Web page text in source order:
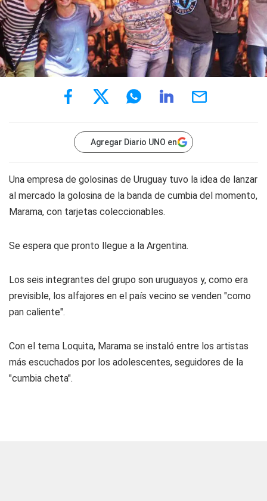
Agregar Diario UNO en
Una empresa de golosinas de Uruguay tuvo la idea de lanzar
al mercado la golosina de la banda de cumbia del momento,
Marama, con tarjetas coleccionables.
Se espera que pronto llegue a la Argentina.
Los seis integrantes del grupo son uruguayos y, como era
previsible, los alfajores en el país vecino se venden "como
pan caliente".
Con el tema Loquita, Marama se instaló entre los artistas
más escuchados por los adolescentes, seguidores de la
"cumbia cheta".